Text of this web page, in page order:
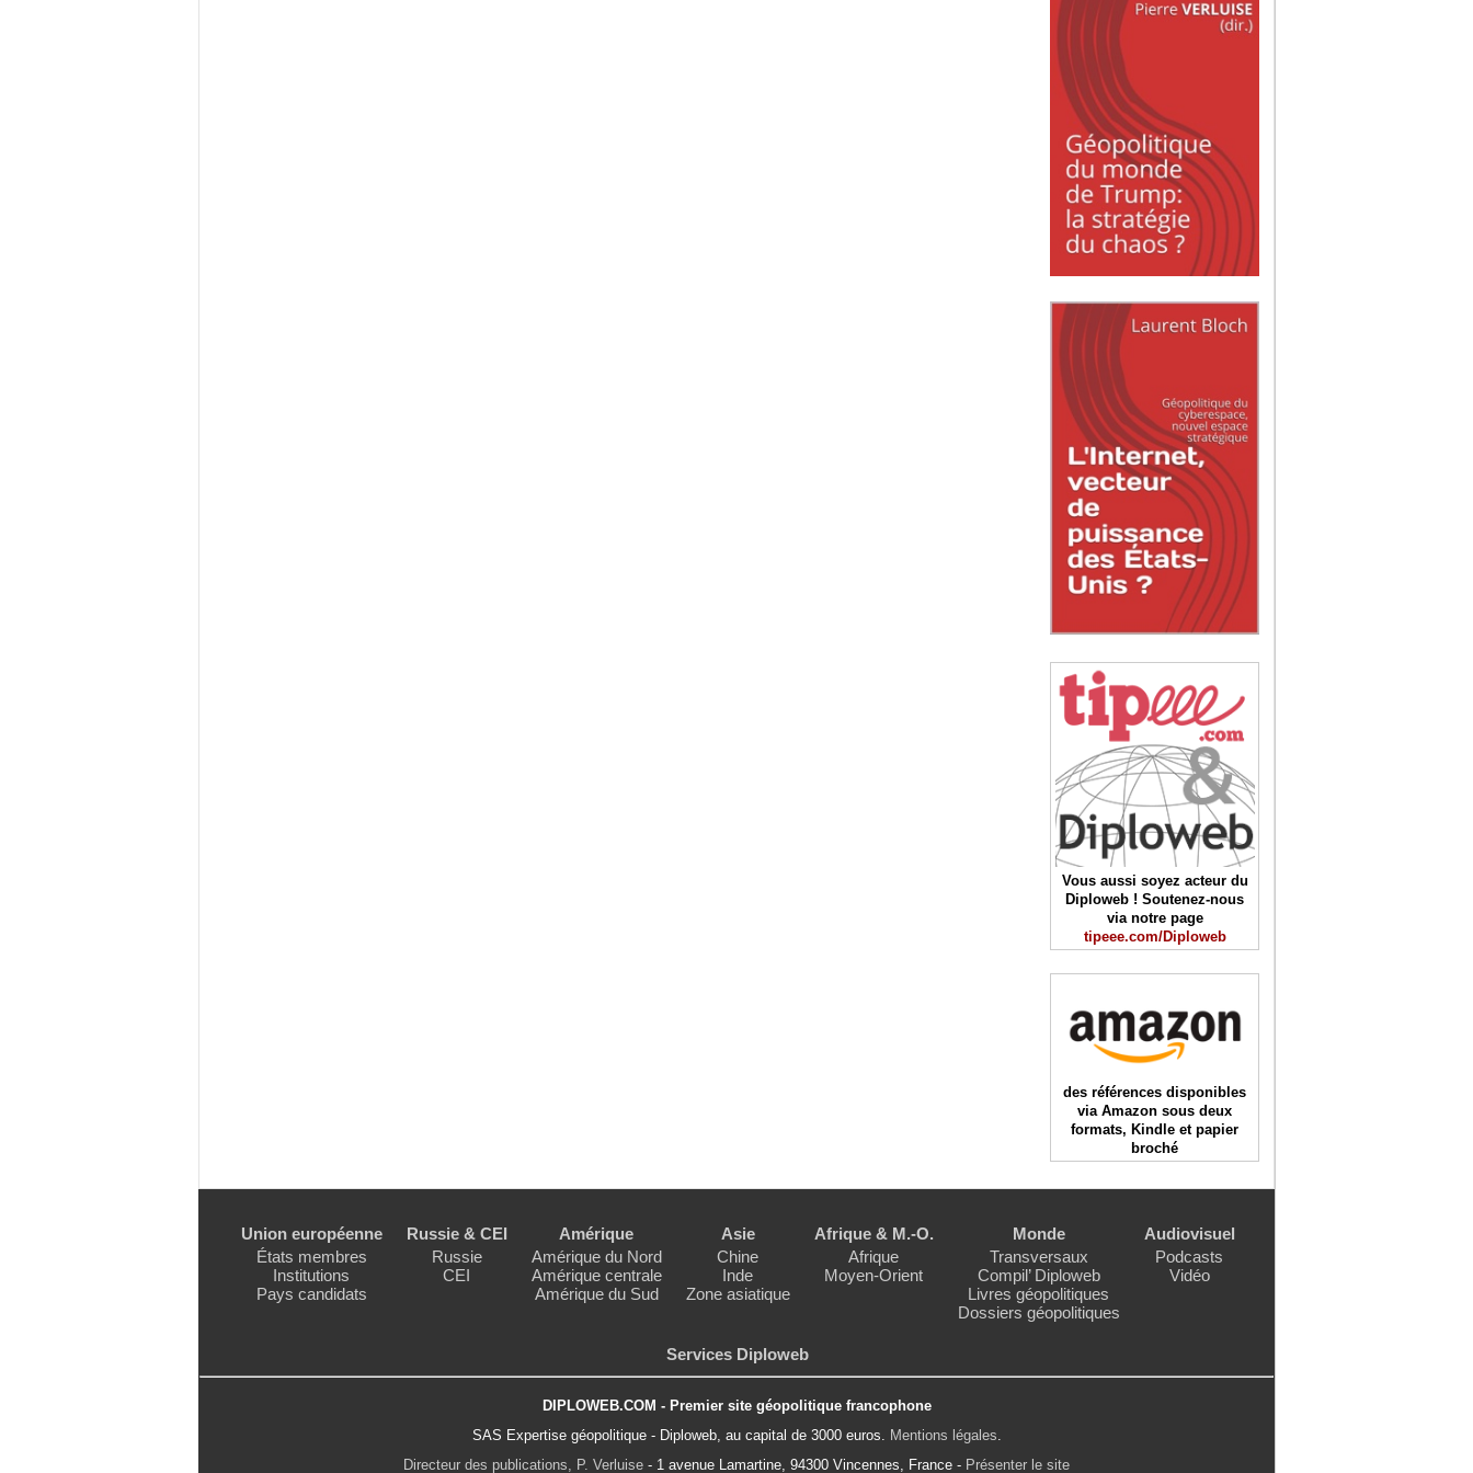
Vous aussi soyez acteur du
Diploweb ! Soutenez-nous
via notre page
tipeee.com/Diploweb
des références disponibles
via Amazon sous deux
formats, Kindle et papier
broché
Union européenne
États membres
Institutions
Pays candidats
Russie & CEI
Russie
CEI
Amérique
Amérique du Nord
Amérique centrale
Amérique du Sud
Asie
Chine
Inde
Zone asiatique
Afrique & M.-O.
Afrique
Moyen-Orient
Monde
Transversaux
Compil’ Diploweb
Livres géopolitiques
Dossiers géopolitiques
Audiovisuel
Podcasts
Vidéo
Services Diploweb
DIPLOWEB.COM - Premier site géopolitique francophone
SAS Expertise géopolitique - Diploweb, au capital de 3000 euros.
Mentions légales
Directeur des publications, P. Verluise - 1 avenue Lamartine, 94300 Vincennes, France - Présenter le site